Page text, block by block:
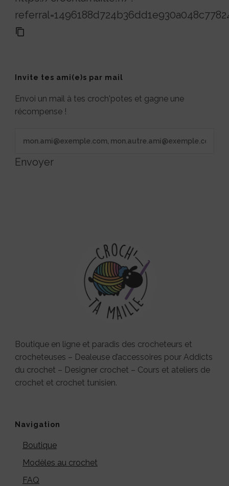
Invite tes ami(e)s par mail
Envoi un mail à tes croch'potes et gagne une
récompense !
Envoyer
Boutique en ligne et paradis des crocheteurs et
crocheteuses – Dealeuse d’accessoires pour Addicts
du crochet – Designer crochet – Cours et ateliers de
crochet et crochet tunisien.
Navigation
Boutique
Modèles au crochet
FAQ